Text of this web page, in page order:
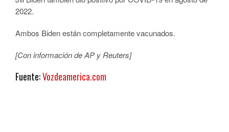
2022.
Ambos Biden están completamente vacunados.
[Con información de AP y Reuters]
Fuente:Vozdeamerica.com